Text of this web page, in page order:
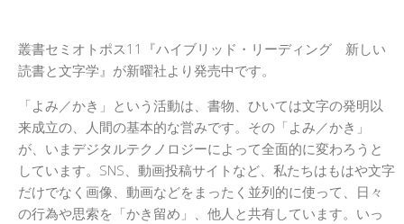
叢書セミオトポス11『ハイブリッド・リーディング 新しい
読書と文字学』が新曜社より発売中です。
「よみ／かき」という活動は、書物、ひいては文字の発明以
来成立の、人間の基本的な営みです。その「よみ／かき」
が、いまデジタルテクノロジーによって全面的に変わろうと
しています。SNS、動画投稿サイトなど、私たちはもはや文字
だけでなく画像、動画などをまったく並列的に使って、日々
の行為や思索を「かき留め」、他人と共有しています。いっ